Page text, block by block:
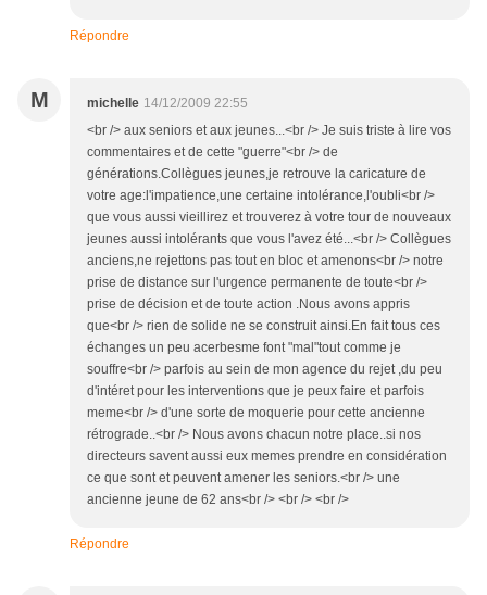
Répondre
M michelle 14/12/2009 22:55
<br /> aux seniors et aux jeunes...<br /> Je suis triste à lire vos
commentaires et de cette "guerre"<br /> de
générations.Collègues jeunes,je retrouve la caricature de
votre age:l'impatience,une certaine intolérance,l'oubli<br />
que vous aussi vieillirez et trouverez à votre tour de nouveaux
jeunes aussi intolérants que vous l'avez été...<br /> Collègues
anciens,ne rejettons pas tout en bloc et amenons<br /> notre
prise de distance sur l'urgence permanente de toute<br />
prise de décision et de toute action .Nous avons appris
que<br /> rien de solide ne se construit ainsi.En fait tous ces
échanges un peu acerbesme font "mal"tout comme je
souffre<br /> parfois au sein de mon agence du rejet ,du peu
d'intéret pour les interventions que je peux faire et parfois
meme<br /> d'une sorte de moquerie pour cette ancienne
rétrograde..<br /> Nous avons chacun notre place..si nos
directeurs savent aussi eux memes prendre en considération
ce que sont et peuvent amener les seniors.<br /> une
ancienne jeune de 62 ans<br /> <br /> <br />
Répondre